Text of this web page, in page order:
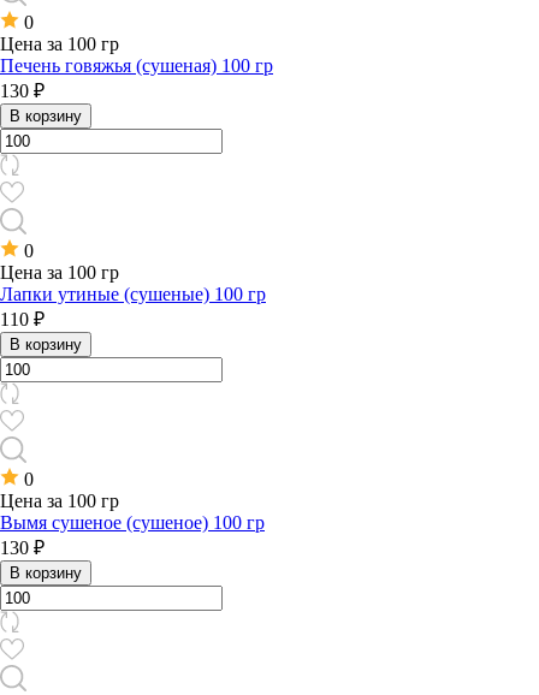
0
Цена за 100 гр
Печень говяжья (сушеная) 100 гр
130 ₽
В корзину
0
Цена за 100 гр
Лапки утиные (сушеные) 100 гр
110 ₽
В корзину
0
Цена за 100 гр
Вымя сушеное (сушеное) 100 гр
130 ₽
В корзину